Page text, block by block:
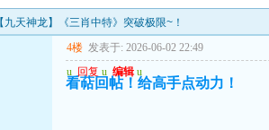
天神龙】《三肖中特》突破极限~！
4楼 发表于: 2026-06-02 22:49
u 回复 u 编辑 u
看萜回帖！给高手点动力！